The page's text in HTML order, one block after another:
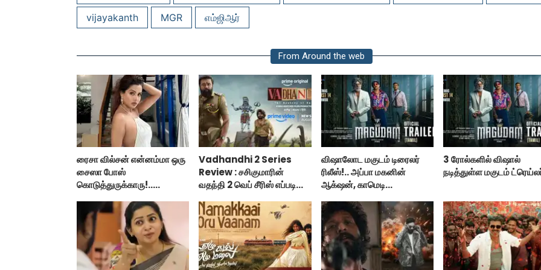
vijayakanth MGR எம்ஜிஆர்
From Around the web
ரைசா வில்சன் என்னம்மா ஒரு
சைஸா போஸ்
கொடுத்துருக்காரு!..
Vadhandhi 2 Series
Review : சசிகுமாரின்
வதந்தி 2 வெப் சீரிஸ் எப்படி
விமர்சனம்!
விஷாலோட மகுடம் டிரைலர்
ரிலீஸ்!.. அப்பா மகனின்
ஆக்‌ஷன், காமெடி
3 ரோல்களில் விஷால்
நடித்துள்ள மகுடம்